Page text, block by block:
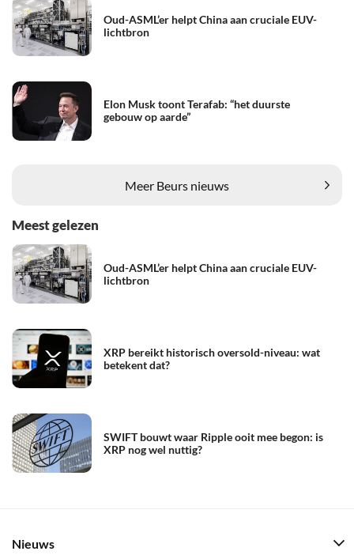
Oud-ASML’er helpt China aan cruciale EUV-
lichtbron
Elon Musk toont Terafab: “het duurste
gebouw op aarde”
Meer Beurs nieuws
Meest gelezen
Oud-ASML’er helpt China aan cruciale EUV-
lichtbron
XRP bereikt historisch oversold-niveau: wat
betekent dat?
SWIFT bouwt waar Ripple ooit mee begon: is
XRP nog wel nuttig?
Nieuws